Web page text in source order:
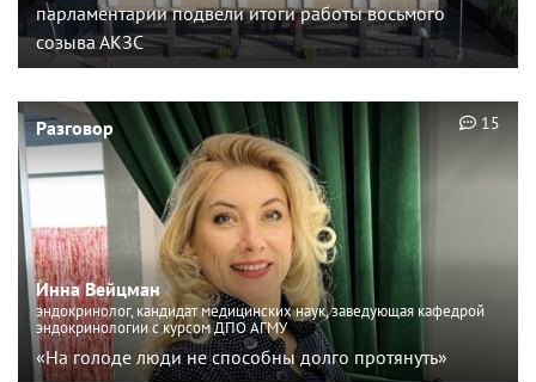
парламентарии подвели итоги работы восьмого
созыва АКЗС
Разговор
Инна Вейцман
эндокринолог, кандидат медицинских наук, заведующая кафедрой
эндокринологии с курсом ДПО АГМУ
«На голоде люди не способны долго протянуть»
15